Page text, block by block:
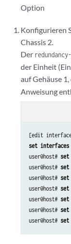
Option
Konfigurieren
Chassis 2.
Der
der Einheit
auf Gehäuse
Anweisung
set interfaces
user@host# set
user@host# set
user@host# set
user@host# set
user@host# set
user@host# set
user@host# set